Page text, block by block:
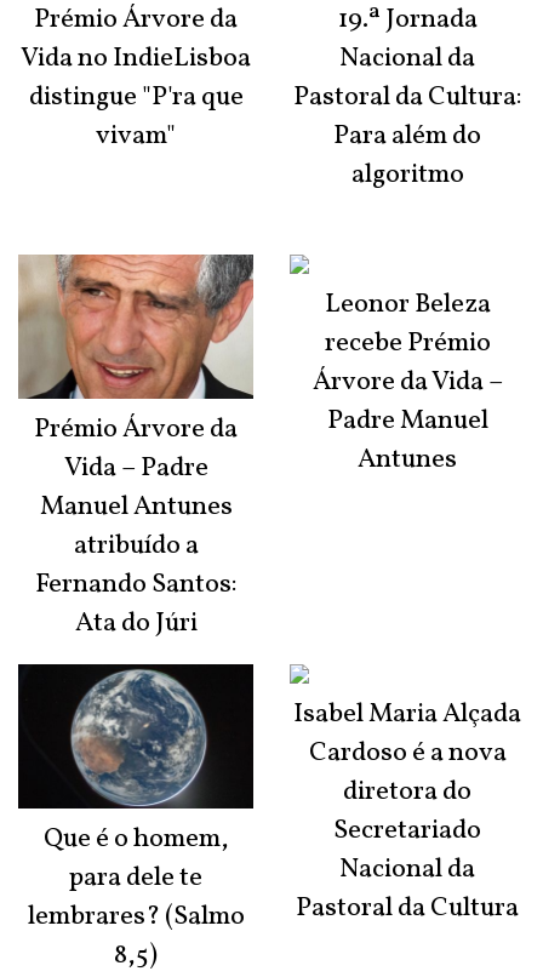
Prémio Árvore da
Vida no IndieLisboa
distingue "P'ra que
vivam"
Prémio Árvore da
Vida – Padre
Manuel Antunes
atribuído a
Fernando Santos:
Ata do Júri
Que é o homem,
para dele te
lembrares? (Salmo
8,5)
19.ª Jornada
Nacional da
Pastoral da Cultura:
Para além do
algoritmo
Leonor Beleza
recebe Prémio
Árvore da Vida –
Padre Manuel
Antunes
Isabel Maria Alçada
Cardoso é a nova
diretora do
Secretariado
Nacional da
Pastoral da Cultura